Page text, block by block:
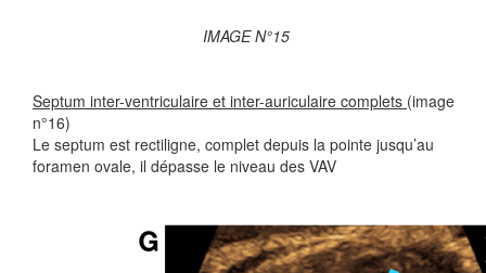
IMAGE N°15
Septum inter-ventriculaire et inter-auriculaire complets (image
n°16)
Le septum est rectiligne, complet depuis la pointe jusqu’au
foramen ovale, il dépasse le niveau des VAV